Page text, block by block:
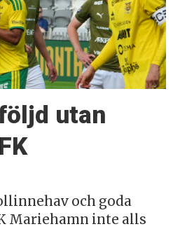
utan
och goda
Mariehamn inte alls